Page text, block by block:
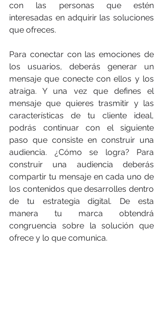
con las personas que estén
interesadas en adquirir las soluciones
que ofreces.
Para conectar con las emociones de
los usuarios, deberás generar un
mensaje que conecte con ellos y los
atraiga. Y una vez que defines el
mensaje que quieres trasmitir y las
características de tu cliente ideal,
podrás continuar con el siguiente
paso que consiste en construir una
audiencia. ¿Cómo se logra? Para
construir una audiencia deberás
compartir tu mensaje en cada uno de
los contenidos que desarrolles dentro
de tu estrategia digital. De esta
manera tu marca obtendrá
congruencia sobre la solución que
ofrece y lo que comunica.